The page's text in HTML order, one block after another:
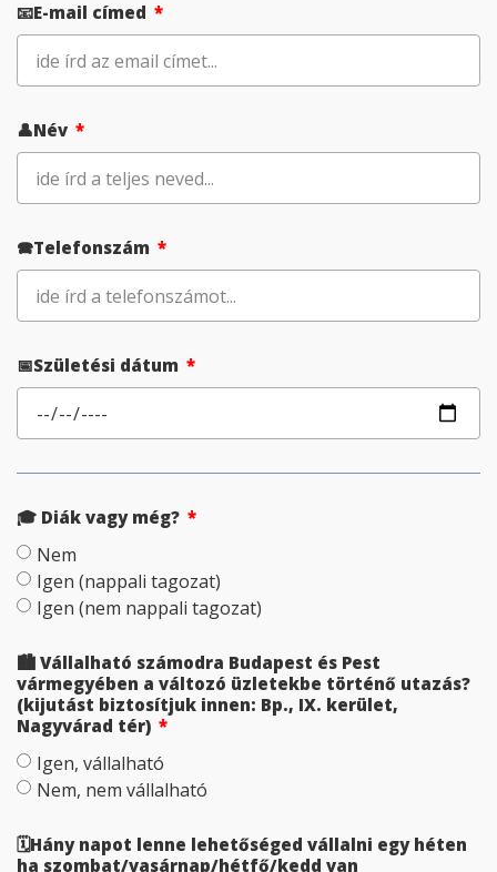
📧E-mail címed
👤Név
🕿Telefonszám
📅Születési dátum
🎓 Diák vagy még?
Nem
Igen (nappali tagozat)
Igen (nem nappali tagozat)
🏙️ Vállalható számodra Budapest és Pest
vármegyében a változó üzletekbe történő utazás?
(kijutást biztosítjuk innen: Bp., IX. kerület,
Nagyvárad tér)
Igen, vállalható
Nem, nem vállalható
🗓️Hány napot lenne lehetőséged vállalni egy héten
ha szombat/vasárnap/hétfő/kedd van